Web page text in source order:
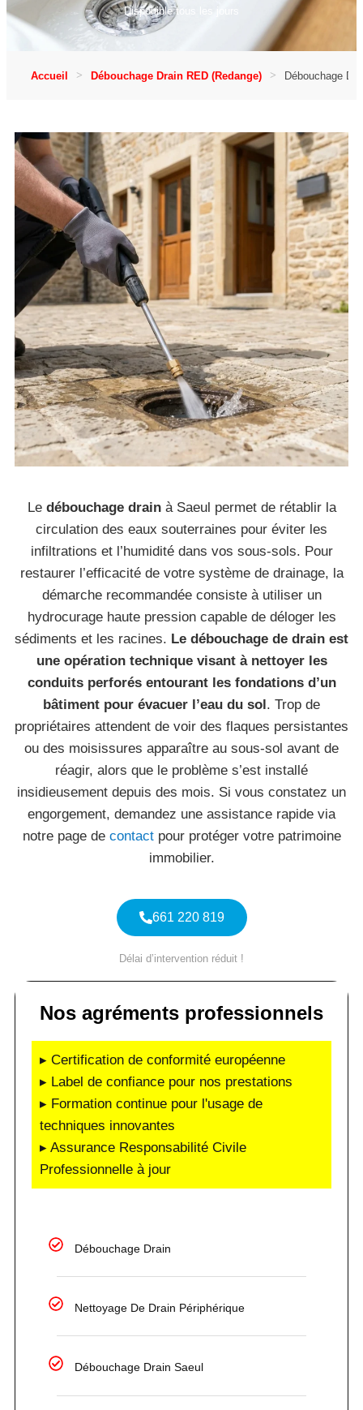
Disponible tous les jours
Accueil Débouchage Drain RED (Redange) Débouchage
Le débouchage drainà Saeul permet de rétablir la
circulation des eaux souterraines pour éviter les
infiltrations et l’humidité dans vos sous-sols. Pour
restaurer l’efficacité de votre système de drainage, la
démarche recommandée consiste à utiliser un
hydrocurage haute pression capable de déloger les
sédiments et les racines. Le débouchage de drain est
une opération technique visant à nettoyer les
conduits perforés entourant les fondations d’un
bâtiment pour évacuer l’eau du sol. Trop de
propriétaires attendent de voir des flaques persistantes
ou des moisissures apparaître au sous-sol avant de
réagir, alors que le problème s’est installé
insidieusement depuis des mois. Si vous constatez un
engorgement, demandez une assistance rapide via
notre page de contactpour protéger votre patrimoine
immobilier.
661 220 819
Délai d’intervention réduit !
Nos agréments professionnels
▸ Certification de conformité européenne
▸ Label de confiance pour nos prestations
▸ Formation continue pour l'usage de
techniques innovantes
▸ Assurance Responsabilité Civile
Professionnelle à jour
Débouchage Drain
Nettoyage De Drain Périphérique
Débouchage Drain Saeul